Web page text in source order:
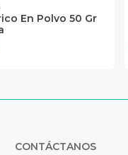
En Polvo 50 Gr
CONTÁCTANOS